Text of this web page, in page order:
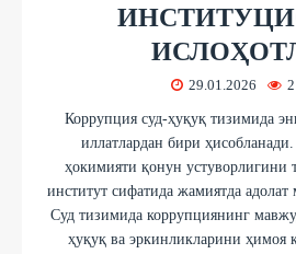
29.01.2026
Коррупция суд-ҳуқуқ тизимида
иллатлардан бири
ҳокимияти қонун устуворлигини
институт сифатида жамиятда
Суд тизимида коррупциянинг
ҳуқуқ ва эркинликларини ҳимоя